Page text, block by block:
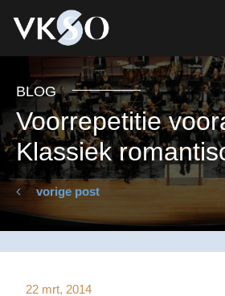
BLOG
Voorrepetitie
Klassiek
vorige post
22 mrt, 2014